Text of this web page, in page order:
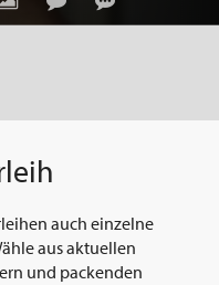
auch einzelne
aus aktuellen
und packenden